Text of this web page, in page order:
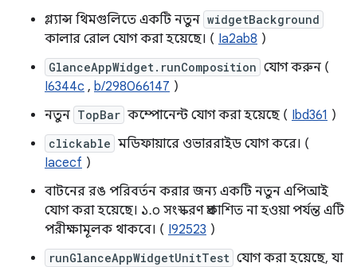
গ্ল্যান্স থিমগুলিতে একটি নতুন widgetBackground
কালার রোল যোগ করা হয়েছে। ( Ia2ab8 )
GlanceAppWidget.runComposition যোগ করুন (
I6344c , b/298066147 )
নতুন TopBar কম্পোনেন্ট যোগ করা হয়েছে ( Ibd361 )
clickable মডিফায়ারে ওভাররাইড যোগ করে। (
Iacecf )
বাটনের রঙ পরিবর্তন করার জন্য একটি নতুন এপিআই
যোগ করা হয়েছে। ১.০ সংস্করণ প্রকাশিত না হওয়া পর্যন্ত এটি
পরীক্ষামূলক থাকবে। ( I92523 )
runGlanceAppWidgetUnitTest যোগ করা হয়েছে, যা